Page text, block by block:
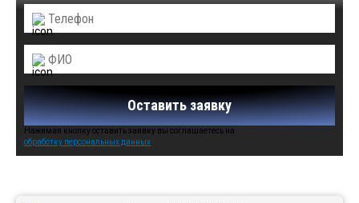
Оставить заявку
Нажимая кнопку оставить заявку вы соглашаетесь на
обработку персональных данных